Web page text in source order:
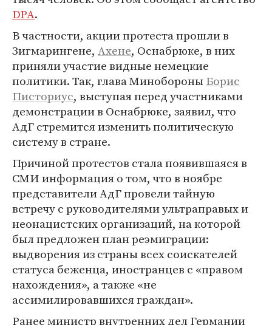
DPA.
В частности, акции протеста прошли в
Зигмарингене, Ахене, Оснабрюке, в них
приняли участие видные немецкие
политики. Так, глава МинобороныБорис
Писториус, выступая перед участниками
демонстрации в Оснабрюке, заявил, что
АдГ стремится изменить политическую
систему в стране.
Причиной протестов стала появившаяся в
СМИ информация о том, что в ноябре
представители АдГ провели тайную
встречу с руководителями ультраправых и
неонацистских организаций, на которой
был предложен план реэмиграции:
выдворения из страны всех соискателей
статуса беженца, иностранцев с «правом
нахождения», а также «не
ассимилировавшихся граждан».
Ранее министр внутренних дел Германии